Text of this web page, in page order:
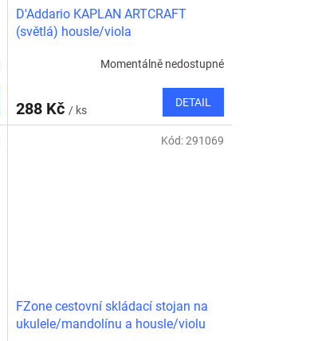
D'Addario KAPLAN ARTCRAFT
(světlá) housle/viola
Momentálně nedostupné
288 Kč / ks
DETAIL
FZone cestovní skládací stojan na
ukulele/mandolínu a housle/violu
Kód:291069